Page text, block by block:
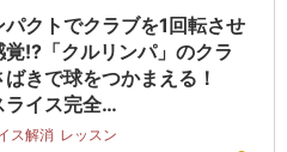
パクトでクラブを1回転させ
覚!?「クルリンパ」のクラ
ばきで球をつかまえる！
ライス完全…
ス解消 レッスン